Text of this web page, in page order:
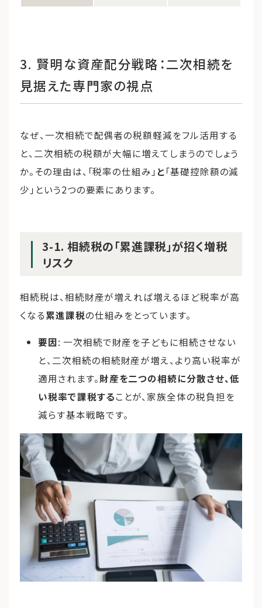
3. 賢明な資産配分戦略：二次相続を
見据えた専門家の視点
なぜ、一次相続で配偶者の税額軽減をフル活用する
と、二次相続の税額が大幅に増えてしまうのでしょう
か。その理由は、「税率の仕組み」と「基礎控除額の減
少」という2つの要素にあります。
3-1. 相続税の「累進課税」が招く増税
リスク
相続税は、相続財産が増えれば増えるほど税率が高
くなる累進課税の仕組みをとっています。
要因: 一次相続で財産を子どもに相続させない
と、二次相続の相続財産が増え、より高い税率が
適用されます。財産を二つの相続に分散させ、低
い税率で課税することが、家族全体の税負担を
減らす基本戦略です。